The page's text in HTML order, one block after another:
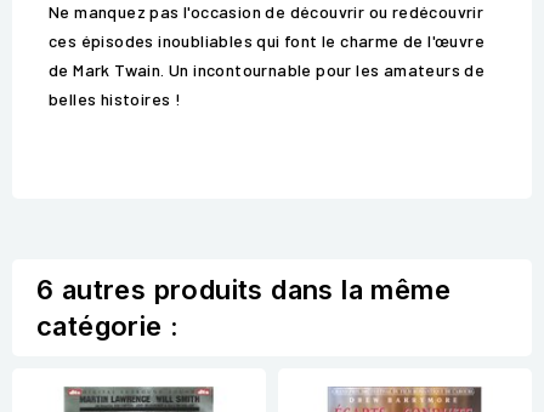
Ne manquez pas l'occasion de découvrir ou redécouvrir
ces épisodes inoubliables qui font le charme de l'œuvre
de Mark Twain. Un incontournable pour les amateurs de
belles histoires !
6 autres produits dans la même
catégorie :